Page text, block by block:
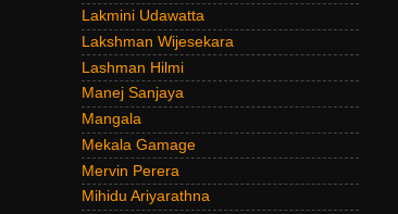
Lakmini Udawatta
Lakshman Wijesekara
Lashman Hilmi
Manej Sanjaya
Mangala
Mekala Gamage
Mervin Perera
Mihidu Ariyarathna